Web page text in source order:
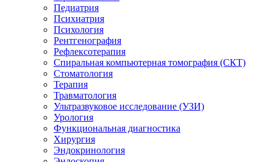
Педиатрия
Психиатрия
Психология
Рентгенография
Рефлексотерапия
Спиральная компьютерная томография (СКТ)
Стоматология
Терапия
Травматология
Ультразвуковое исследование (УЗИ)
Урология
Функциональная диагностика
Хирургия
Эндокринология